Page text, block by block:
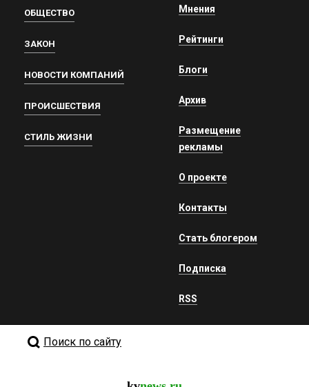
ОБЩЕСТВО
ЗАКОН
НОВОСТИ КОМПАНИЙ
ПРОИСШЕСТВИЯ
СТИЛЬ ЖИЗНИ
Мнения
Рейтинги
Блоги
Архив
Размещение
рекламы
О проекте
Контакты
Стать блогером
Подписка
RSS
Поиск по сайту